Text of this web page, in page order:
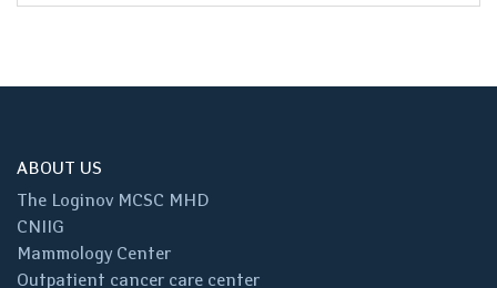
ABOUT US
The Loginov MCSC MHD
CNIIG
Mammology Center
Outpatient cancer care center